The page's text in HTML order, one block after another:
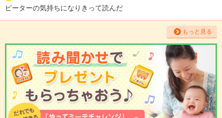
ピーターの気持ちになりきって読んだ
もっと見る